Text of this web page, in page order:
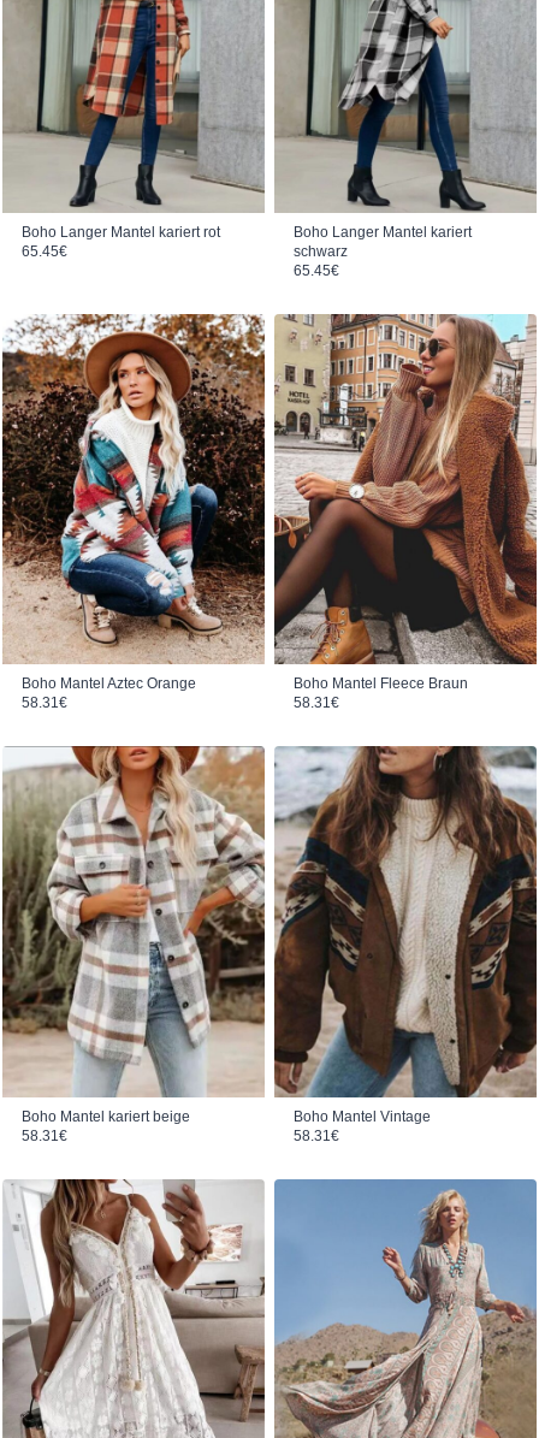
Boho Langer Mantel kariert rot
65.45€
Boho Langer Mantel kariert
schwarz
65.45€
Boho Mantel Aztec Orange
58.31€
Boho Mantel Fleece Braun
58.31€
Boho Mantel kariert beige
58.31 €
Boho Mantel Vintage
58.31 €